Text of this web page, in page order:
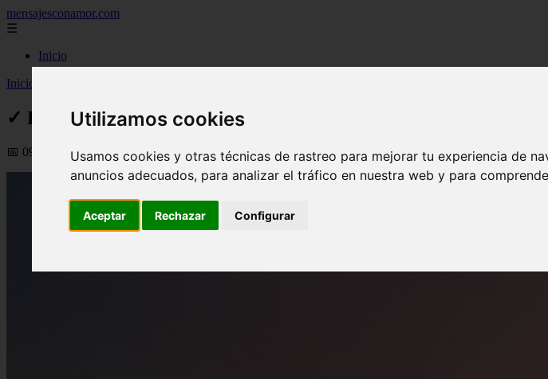
Utilizamos cookies
Usamos cookies y otras técnicas de rastreo para mejorar tu experiencia de
anuncios adecuados, para analizar el tráfico en nuestra web y para
Aceptar Rechazar Configurar
mensajesconamor.com
☰
Inicio
Inicio
✓ Declaración de verdadera amistad | Frases para amigos
📅 09/09/2025